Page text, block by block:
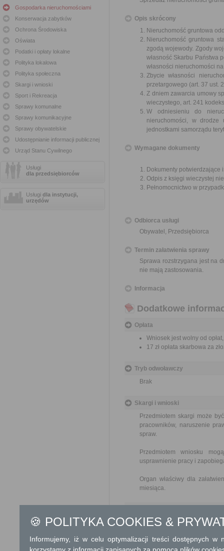
Gospodarka nieruchomościami
Konserwacja zabytków
Ochrona Środowiska
Oświata
Podatki i opłaty lokalne
Polityka lokalowa
Polityka społeczna
Skargi i wnioski
Sport i Rekreacja
Sprawy komunalne
Sprawy komunikacyjne
Sprawy obywatelskie
Udostępnianie informacji publicznej
Urząd Stanu Cywilnego
Usługi
dla przedsiębiorców
Usługi dla instytucji,
urzędów
Opis skrócony
Nieruchomość gruntowa
Nieruchomość gruntowa
zgodą wojewody. Zgody
własność Skarbu Państwa
własności nieruchomości
Zbycie własności
przetargowego (art. 37 ust.
Z dniem zawarcia umowy
wieczystego, art. 241
W odniesieniu do
nieruchomości, w drodze
jednostkami samorządu
Wymagane dokumenty
Dokumenty potwierdzające
Odpis z księgi wieczystej
Pełnomocnictwo w
Odbiorca usługi
Obywatel, Przedsiębiorca
Termin załatwienia sprawy
Sprawa rozstrzygana jest na
nie mają zastosowania.
Informacja
Dodatkowe
Opłata
Wniosek jest wolny od opłat,
17 zł opłata skarbowa za
Tryb odwoławczy
Brak
Skargi i wnioski
Przedmiotem skargi może
pracowników, naruszenie
spraw.
Przedmiotem wniosku
usprawnienie pracy i
Organ właściwy dla
miesiąca.
Cenę sprzedawanej
Wierzytelność Skarbu
zabezpieczeniu, w
🍪 POLITYKA COOKIES &
Informujemy, iż w celu optymalizacji treści dostępnych w
korzystamy z informacji zapisanych za pomocą plików